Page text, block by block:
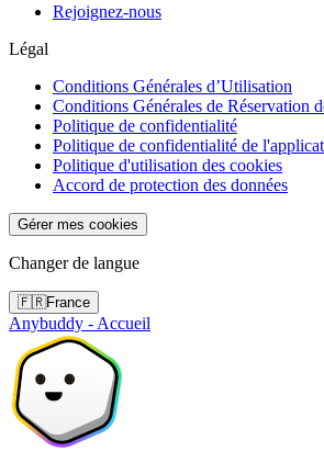
Rejoignez-nous
Légal
Conditions Générales d’Utilisation
Conditions Générales de Réservation
Politique de confidentialité
Politique de confidentialité de
Politique d'utilisation des cookies
Accord de protection des données
Gérer mes cookies
Changer de langue
🇫🇷France
Anybuddy - Accueil